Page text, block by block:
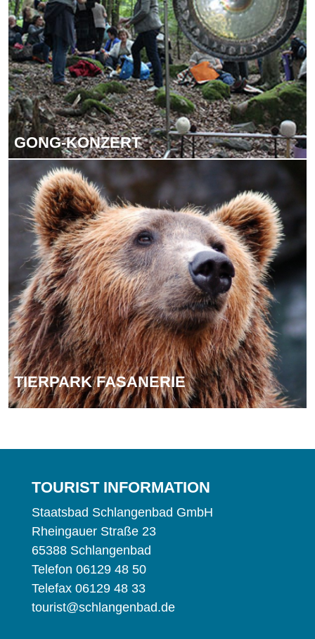
GONG-KON­ZERT
TIER­PARK FASANERIE
TOU­RIST INFORMATION
Staats­bad Schlan­gen­bad GmbH
Rhein­gau­er Stra­ße 23
65388 Schlangenbad
Te­le­fon 06129 48 50
Te­le­fax 06129 48 33
tourist@schlangenbad.de